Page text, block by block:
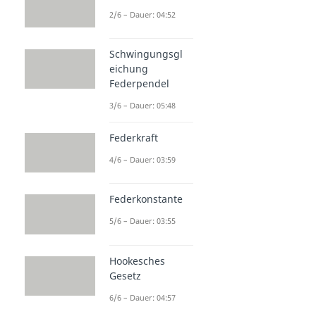
2/6 – Dauer: 04:52
Schwingungsgl
eichung
Federpendel
3/6 – Dauer: 05:48
Federkraft
4/6 – Dauer: 03:59
Federkonstante
5/6 – Dauer: 03:55
Hookesches
Gesetz
6/6 – Dauer: 04:57